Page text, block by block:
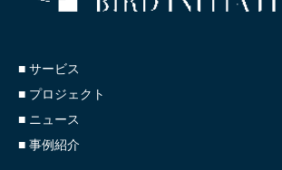
■ サービス
■ プロジェクト
■ ニュース
■ 事例紹介